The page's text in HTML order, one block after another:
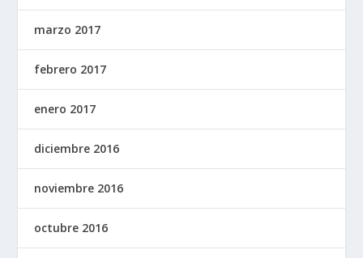
marzo 2017
febrero 2017
enero 2017
diciembre 2016
noviembre 2016
octubre 2016